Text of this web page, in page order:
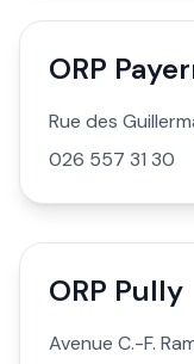
ORP
Rue des
026 557 31 30
ORP Pully
Avenue C.-F.